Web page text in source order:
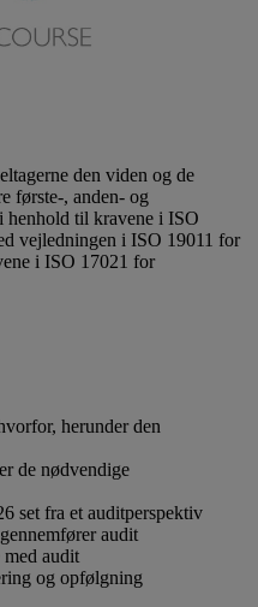
den viden og de
første-, anden- og
henhold til kravene i ISO
vejledningen i ISO 19011 for
i ISO 17021 for
herunder den
de nødvendige
set fra et auditperspektiv
audit
audit
og opfølgning